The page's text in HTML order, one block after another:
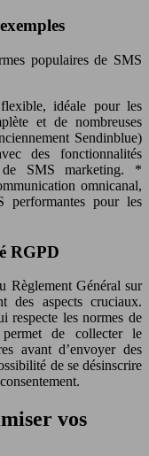
populaires de SMS
idéale pour les
et de nombreuses
Sendinblue)
des fonctionnalités
de SMS marketing. *
omnicanal,
performantes pour les
RGPD
Règlement Général sur
des aspects cruciaux.
respecte les normes de
de collecter le
avant d’envoyer des
de se désinscrire
vos